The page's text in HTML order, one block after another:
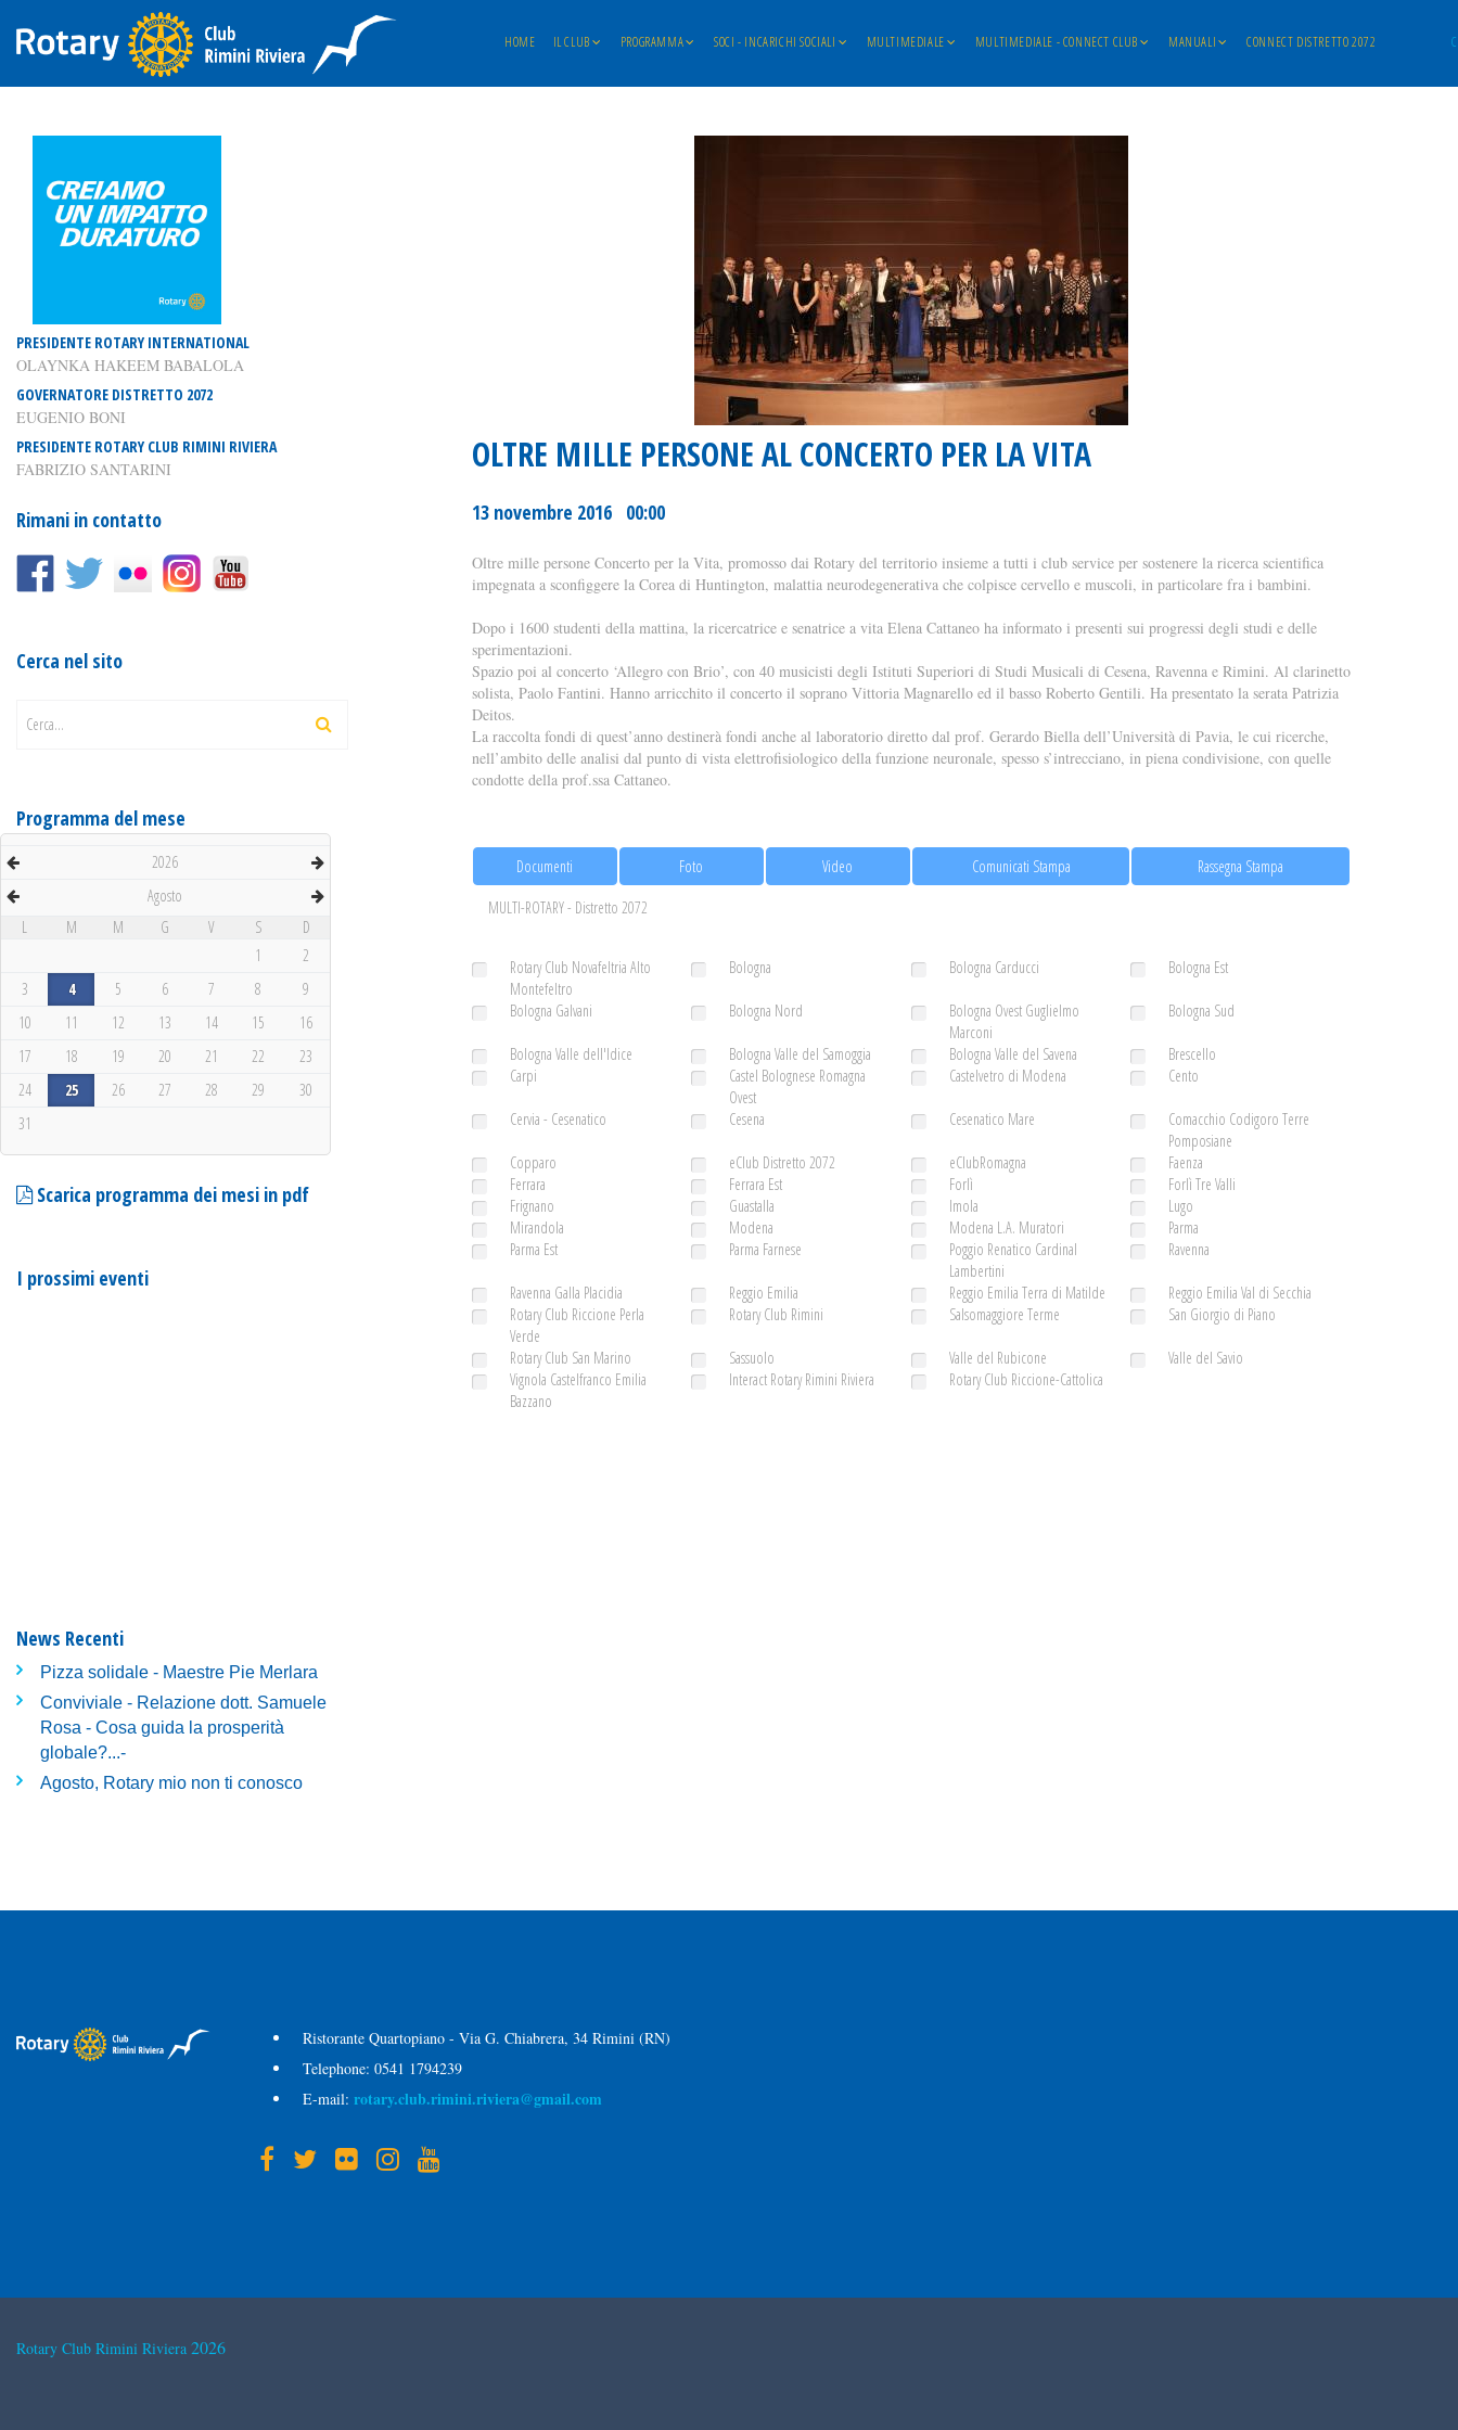
HOME IL CLUB PROGRAMMA SOCI - INCARICHI SOCIALI MULTIMEDIALE MULTIMEDIALE - CONNECT CLUB MANUALI CONNECT DISTRETTO 2072
PRESIDENTE ROTARY INTERNATIONAL
OLAYNKA HAKEEM BABALOLA
GOVERNATORE DISTRETTO 2072
EUGENIO BONI
PRESIDENTE ROTARY CLUB RIMINI RIVIERA
FABRIZIO SANTARINI
Rimani in contatto
Cerca nel sito
Cerca...
Programma del mese
2026
Agosto
L
M M G V S
D
1
2
3
4 5 6 7 8
9
10
11 12 13 14 15
16
17
18 19 20 21 22
23
24
25 26 27 28 29
30
31
Scarica programma dei mesi in pdf
I prossimi eventi
News Recenti
Pizza solidale - Maestre Pie Merlara
Conviviale - Relazione dott. Samuele
Rosa - Cosa guida la prosperità
globale?...-
Agosto, Rotary mio non ti conosco
OLTRE MILLE PERSONE AL CONCERTO PER LA VITA
13 novembre 2016 00:00
Oltre mille persone Concerto per la Vita, promosso dai Rotary del territorio insieme a tutti i club service per sostenere la ricerca scientifica
impegnata a sconfiggere la Corea di Huntington, malattia neurodegenerativa che colpisce cervello e muscoli, in particolare fra i bambini.
Dopo i 1600 studenti della mattina, la ricercatrice e senatrice a vita Elena Cattaneo ha informato i presenti sui progressi degli studi e delle
sperimentazioni.
Spazio poi al concerto ‘Allegro con Brio’, con 40 musicisti degli Istituti Superiori di Studi Musicali di Cesena, Ravenna e Rimini. Al clarinetto
solista, Paolo Fantini. Hanno arricchito il concerto il soprano Vittoria Magnarello ed il basso Roberto Gentili. Ha presentato la serata Patrizia
Deitos.
La raccolta fondi di quest’anno destinerà fondi anche al laboratorio diretto dal prof. Gerardo Biella dell’Università di Pavia, le cui ricerche,
nell’ambito delle analisi dal punto di vista elettrofisiologico della funzione neuronale, spesso s’intrecciano, in piena condivisione, con quelle
condotte della prof.ssa Cattaneo.
Documenti Foto Video Comunicati Stampa
Rassegna Stampa
MULTI-ROTARY - Distretto 2072
Rotary Club Novafeltria Alto
Montefeltro
Bologna Bologna Carducci Bologna Est
Bologna Galvani Bologna Nord
Bologna Ovest Guglielmo
Marconi
Bologna Sud
Bologna Valle dell'Idice Bologna Valle del Samoggia Bologna Valle del Savena
Brescello
Carpi
Castel Bolognese Romagna
Ovest
Castelvetro di Modena Cento
Cervia - Cesenatico Cesena Cesenatico Mare
Comacchio Codigoro Terre
Pomposiane
Copparo
eClub Distretto 2072 eClubRomagna
Faenza
Ferrara
Ferrara Est Forlì
Forlì Tre Valli
Frignano
Guastalla Imola
Lugo
Mirandola
Modena Modena L.A. Muratori
Parma
Parma Est
Parma Farnese
Poggio Renatico Cardinal
Lambertini
Ravenna
Ravenna Galla Placidia Reggio Emilia Reggio Emilia Terra di Matilde
Reggio Emilia Val di Secchia
Rotary Club Riccione Perla
Verde
Rotary Club Rimini Salsomaggiore Terme San Giorgio di Piano
Rotary Club San Marino Sassuolo Valle del Rubicone
Valle del Savio
Vignola Castelfranco Emilia
Bazzano
Interact Rotary Rimini Riviera Rotary Club Riccione-Cattolica
Ristorante Quartopiano - Via G. Chiabrera, 34 Rimini (RN)
Telephone: 0541 1794239
E-mail: rotary.club.rimini.riviera@gmail.com
Rotary Club Rimini Riviera 2026